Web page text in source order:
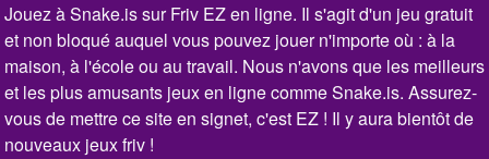
Jouez à Snake.is sur Friv EZ en ligne. Il s'agit d'un jeu gratuit
et non bloqué auquel vous pouvez jouer n'importe où : à la
maison, à l'école ou au travail. Nous n'avons que les meilleurs
et les plus amusants jeux en ligne comme Snake.is. Assurez-
vous de mettre ce site en signet, c'est EZ ! Il y aura bientôt de
nouveaux jeux friv !